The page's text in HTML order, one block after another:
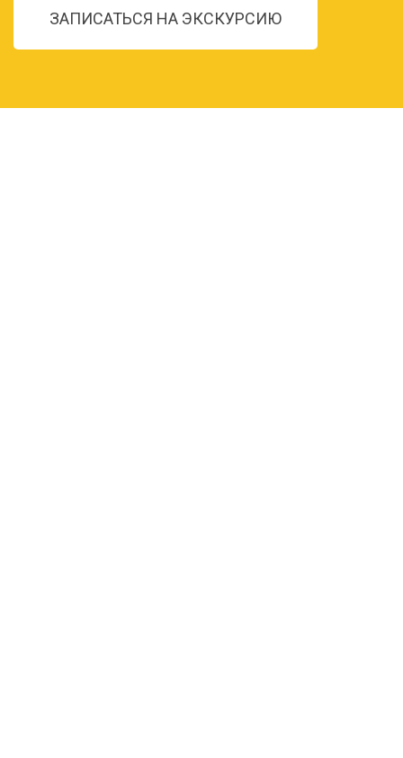
ЗАПИСАТЬСЯ НА ЭКСКУРСИЮ